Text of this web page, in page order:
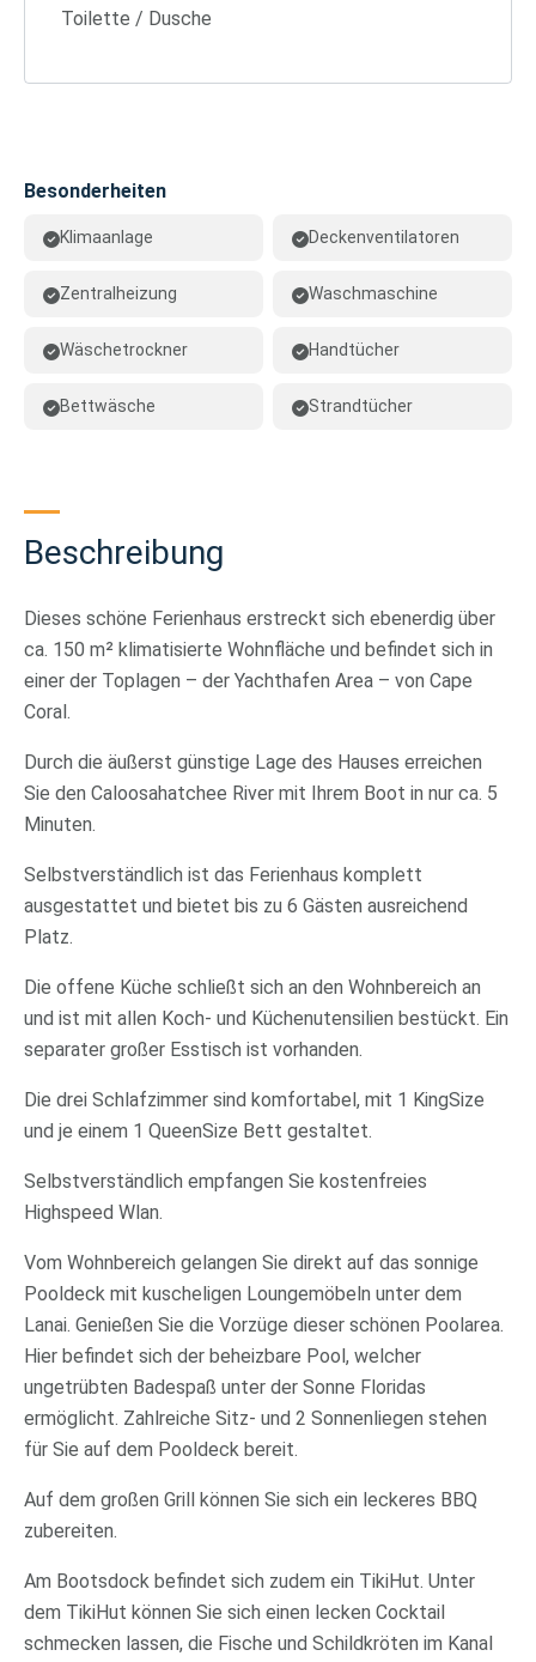
Toilette / Dusche
Besonderheiten
Klimaanlage Deckenventilatoren
Zentralheizung Waschmaschine
Wäschetrockner Handtücher
Bettwäsche Strandtücher
Beschreibung
Dieses schöne Ferienhaus erstreckt sich ebenerdig über
ca. 150 m² klimatisierte Wohnfläche und befindet sich in
einer der Toplagen – der Yachthafen Area – von Cape
Coral.
Durch die äußerst günstige Lage des Hauses erreichen
Sie den Caloosahatchee River mit Ihrem Boot in nur ca. 5
Minuten.
Selbstverständlich ist das Ferienhaus komplett
ausgestattet und bietet bis zu 6 Gästen ausreichend
Platz.
Die offene Küche schließt sich an den Wohnbereich an
und ist mit allen Koch- und Küchenutensilien bestückt. Ein
separater großer Esstisch ist vorhanden.
Die drei Schlafzimmer sind komfortabel, mit 1 KingSize
und je einem 1 QueenSize Bett gestaltet.
Selbstverständlich empfangen Sie kostenfreies
Highspeed Wlan.
Vom Wohnbereich gelangen Sie direkt auf das sonnige
Pooldeck mit kuscheligen Loungemöbeln unter dem
Lanai. Genießen Sie die Vorzüge dieser schönen Poolarea.
Hier befindet sich der beheizbare Pool, welcher
ungetrübten Badespaß unter der Sonne Floridas
ermöglicht. Zahlreiche Sitz- und 2 Sonnenliegen stehen
für Sie auf dem Pooldeck bereit.
Auf dem großen Grill können Sie sich ein leckeres BBQ
zubereiten.
Am Bootsdock befindet sich zudem ein TikiHut. Unter
dem TikiHut können Sie sich einen lecken Cocktail
schmecken lassen, die Fische und Schildkröten im Kanal